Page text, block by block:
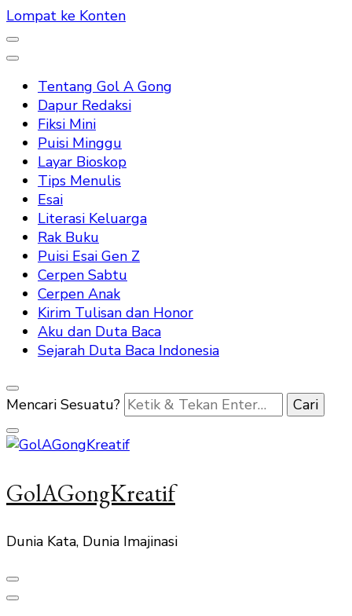
Lompat ke Konten
Tentang Gol A Gong
Dapur Redaksi
Fiksi Mini
Puisi Minggu
Layar Bioskop
Tips Menulis
Esai
Literasi Keluarga
Rak Buku
Puisi Esai Gen Z
Cerpen Sabtu
Cerpen Anak
Kirim Tulisan dan Honor
Aku dan Duta Baca
Sejarah Duta Baca Indonesia
Mencari Sesuatu?
GolAGongKreatif
Dunia Kata, Dunia Imajinasi